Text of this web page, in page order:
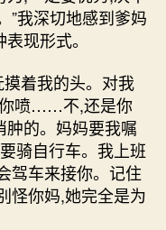
”我深切地感到爹妈
现形式。
着我的头。对我
你喷……不,还是你
肿的。妈妈要我嘱
骑自行车。我上班
驾车来接你。记住
你妈,她完全是为